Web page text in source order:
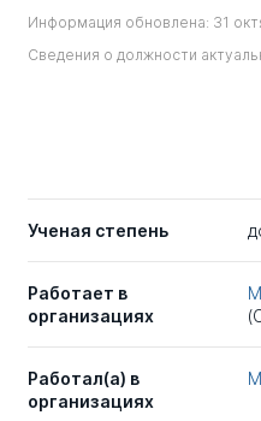
Информация обновлена: 31
Сведения о должности
Ученая степень
Работает в
организациях
Работал(а) в
организациях